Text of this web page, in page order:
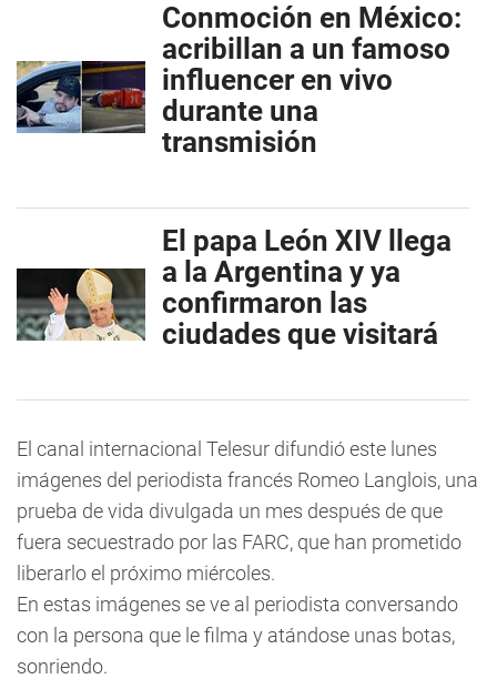
Conmoción en México:
acribillan a un famoso
influencer en vivo
durante una
transmisión
El papa León XIV llega
a la Argentina y ya
confirmaron las
ciudades que visitará
El canal internacional Telesur difundió este lunes
imágenes del periodista francés Romeo Langlois, una
prueba de vida divulgada un mes después de que
fuera secuestrado por las FARC, que han prometido
liberarlo el próximo miércoles.
En estas imágenes se ve al periodista conversando
con la persona que le filma y atándose unas botas,
sonriendo.